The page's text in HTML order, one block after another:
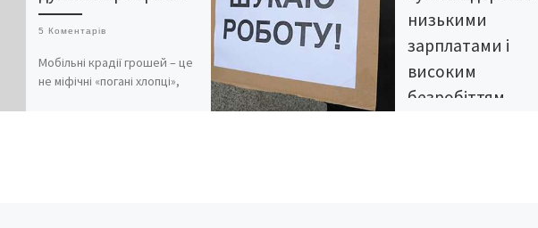
5 Коментарів
Мобільні крадії грошей – це
не міфічні «погані хлопці»,
низькими
зарплатами і
високим
безробіттям